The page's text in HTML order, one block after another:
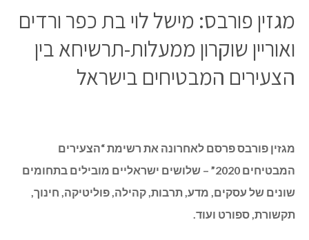
מגזין פורבס: מישל לוי בת כפר ורדים
ואוריין שוקרון ממעלות-תרשיחא בין
הצעירים המבטיחים בישראל
מגזין פורבס פרסם לאחרונה את רשימת “הצעירים
המבטיחים 2020” – שלושים ישראליים מובילים בתחומים
שונים של עסקים, מדע, תרבות, קהילה, פוליטיקה, חינוך,
תקשורת, ספורט ועוד.